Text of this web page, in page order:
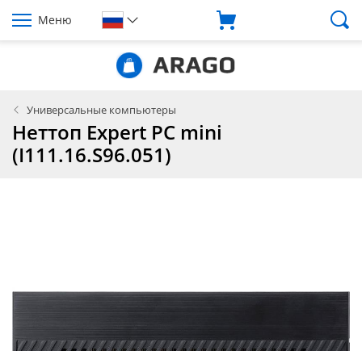
Меню
Универсальные компьютеры
Неттоп Expert PC mini
(I111.16.S96.051)